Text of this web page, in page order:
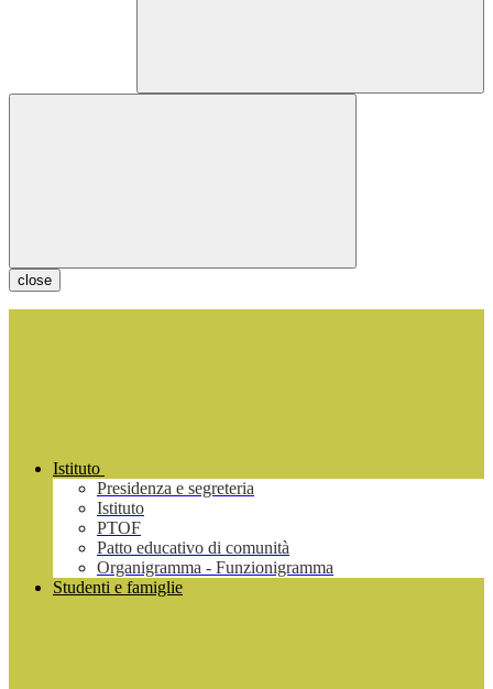
close
Istituto
Presidenza e segreteria
Istituto
PTOF
Patto educativo di comunità
Organigramma - Funzionigramma
Studenti e famiglie